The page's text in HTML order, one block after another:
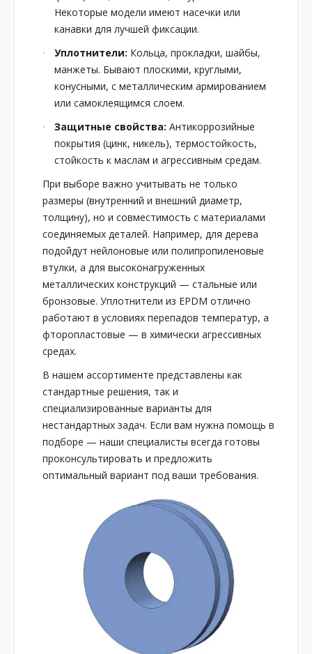
Некоторые модели имеют насечки или
канавки для лучшей фиксации.
Уплотнители: Кольца, прокладки, шайбы,
манжеты. Бывают плоскими, круглыми,
конусными, с металлическим армированием
или самоклеящимся слоем.
Защитные свойства: Антикоррозийные
покрытия (цинк, никель), термостойкость,
стойкость к маслам и агрессивным средам.
При выборе важно учитывать не только
размеры (внутренний и внешний диаметр,
толщину), но и совместимость с материалами
соединяемых деталей. Например, для дерева
подойдут нейлоновые или полипропиленовые
втулки, а для высоконагруженных
металлических конструкций — стальные или
бронзовые. Уплотнители из EPDM отлично
работают в условиях перепадов температур, а
фторопластовые — в химически агрессивных
средах.
В нашем ассортименте представлены как
стандартные решения, так и
специализированные варианты для
нестандартных задач. Если вам нужна помощь в
подборе — наши специалисты всегда готовы
проконсультировать и предложить
оптимальный вариант под ваши требования.